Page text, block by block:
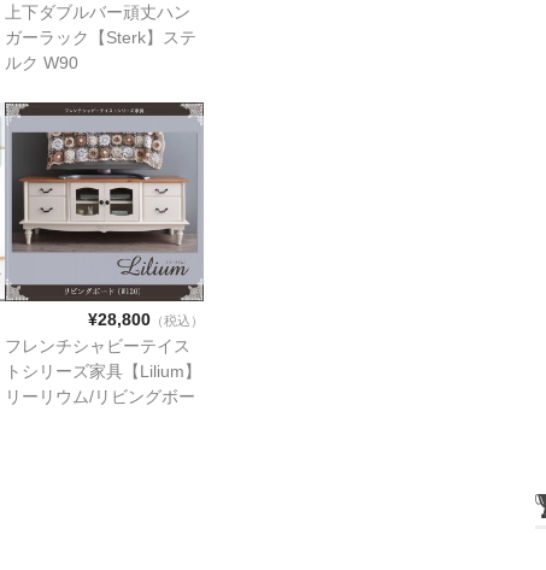
上下ダブルバー頑丈ハン
ガーラック【Sterk】ステ
ルク W90
¥28,800 （税込）
フレンチシャビーテイス
トシリーズ家具【Lilium】
リーリウム/リビングボー